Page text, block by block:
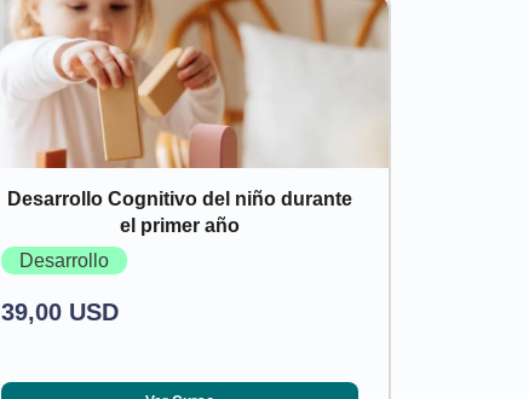
Desarrollo Cognitivo del niño durante
el primer año
Desarrollo
39,00 USD